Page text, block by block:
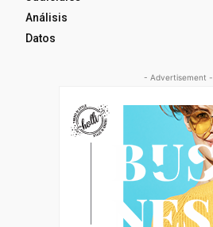
Análisis
Datos
- Advertisement -